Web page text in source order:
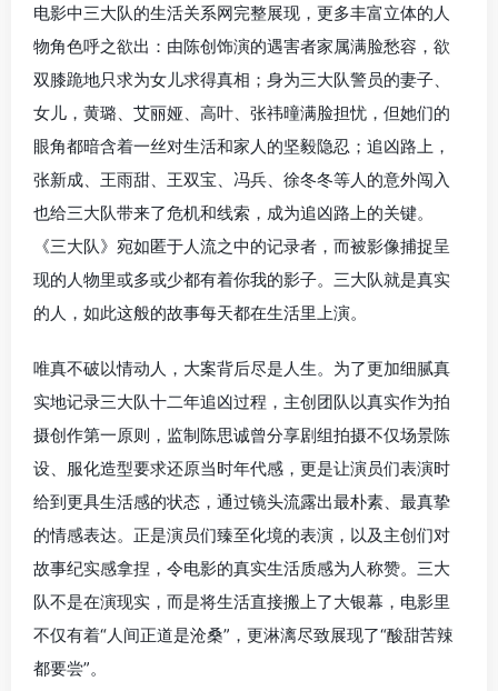
电影中三大队的生活关系网完整展现，更多丰富立体的人
物角色呼之欲出：由陈创饰演的遇害者家属满脸愁容，欲
双膝跪地只求为女儿求得真相；身为三大队警员的妻子、
女儿，黄璐、艾丽娅、高叶、张祎曈满脸担忧，但她们的
眼角都暗含着一丝对生活和家人的坚毅隐忍；追凶路上，
张新成、王雨甜、王双宝、冯兵、徐冬冬等人的意外闯入
也给三大队带来了危机和线索，成为追凶路上的关键。
《三大队》宛如匿于人流之中的记录者，而被影像捕捉呈
现的人物里或多或少都有着你我的影子。三大队就是真实
的人，如此这般的故事每天都在生活里上演。
唯真不破以情动人，大案背后尽是人生。为了更加细腻真
实地记录三大队十二年追凶过程，主创团队以真实作为拍
摄创作第一原则，监制陈思诚曾分享剧组拍摄不仅场景陈
设、服化造型要求还原当时年代感，更是让演员们表演时
给到更具生活感的状态，通过镜头流露出最朴素、最真挚
的情感表达。正是演员们臻至化境的表演，以及主创们对
故事纪实感拿捏，令电影的真实生活质感为人称赞。三大
队不是在演现实，而是将生活直接搬上了大银幕，电影里
不仅有着“人间正道是沧桑”，更淋漓尽致展现了“酸甜苦辣
都要尝”。